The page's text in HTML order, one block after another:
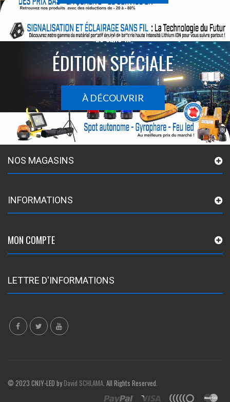
Le sans-fil
ÉDITION SPÉCIALE
À DÉCOUVRIR
NOS MAGASINS
INFORMATIONS
MON COMPTE
LETTRE D'INFORMATIONS
© 2023 CNJY-LED byDavid SCHLAMA. All Rights Reserved.